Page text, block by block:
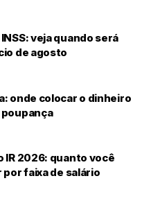
veja quando será
de agosto
onde colocar o dinheiro
IR 2026: quanto você
por faixa de salário